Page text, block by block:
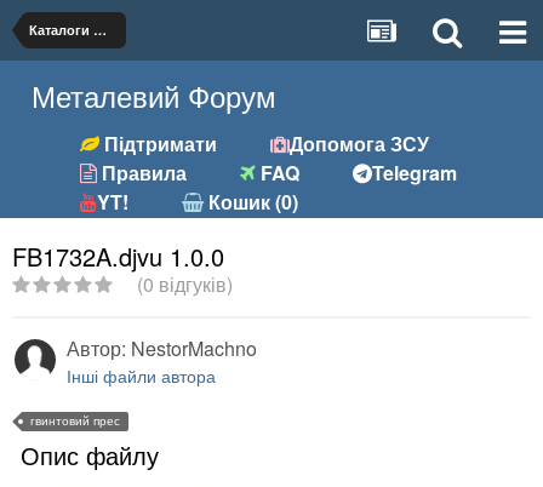
Каталоги обладнання, брошури
Металевий Форум
Підтримати
Допомога ЗСУ
Правила
FAQ
Telegram
YT!
Кошик (0)
FB1732A.djvu 1.0.0
(0 відгуків)
Автор: NestorMachno
Інші файли автора
гвинтовий прес
Опис файлу